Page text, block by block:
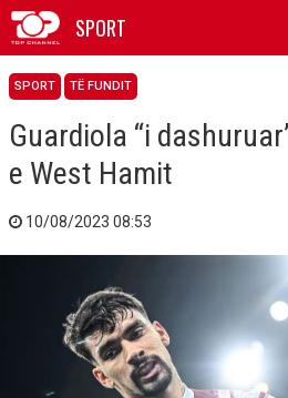
SPORT
SPORT TË FUNDIT
Guardiola “i
e West Hamit
10/08/2023 08:53